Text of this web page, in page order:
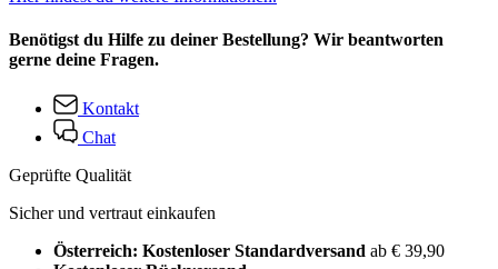
Benötigst du Hilfe zu deiner Bestellung? Wir beantworten
gerne deine Fragen.
Kontakt
Chat
Geprüfte Qualität
Sicher und vertraut einkaufen
Österreich: Kostenloser Standardversand ab € 39,90